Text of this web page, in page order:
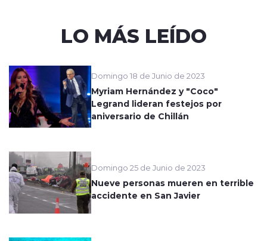
LO MÁS LEÍDO
Domingo 18 de Junio de 2023
Myriam Hernández y "Coco"
Legrand lideran festejos por
aniversario de Chillán
Domingo 25 de Junio de 2023
Nueve personas mueren en terrible
accidente en San Javier